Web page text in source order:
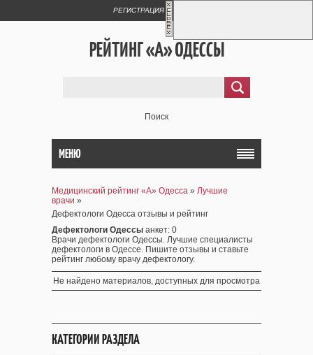
РЕГИСТРАЦИЯ
РЕЙТИНГ «А» ОДЕССЫ
Поиск
МЕНЮ
Медицинский рейтинг «А» Одесса » Лучшие
врачи »
Дефектологи Одесса отзывы и рейтинг
Дефектологи Одессы анкет: 0
Врачи дефектологи Одессы. Лучшие специалисты
дефектологи в Одессе. Пишите отзывы и ставьте
рейтинг любому врачу дефектологу.
Не найдено материалов, доступных для просмотра
КАТЕГОРИИ РАЗДЕЛА